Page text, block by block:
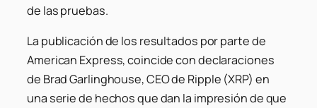
de las pruebas.
La publicación de los resultados por parte de
American Express, coincide con declaraciones
de Brad Garlinghouse, CEO de Ripple (XRP) en
una serie de hechos que dan la impresión de que